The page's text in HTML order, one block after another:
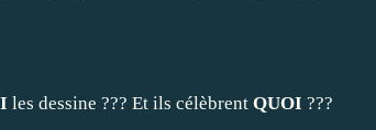
les dessine ??? Et ils célèbrent QUOI ???